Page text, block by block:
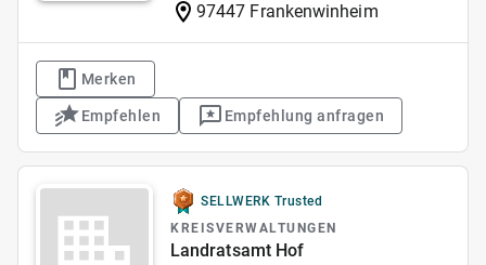
97447 Frankenwinheim
Merken
Empfehlen Empfehlung anfragen
SELLWERK Trusted
KREISVERWALTUNGEN
Landratsamt Hof